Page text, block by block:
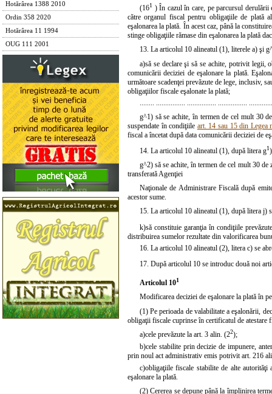
Hotărârea 1388 2010
Ordin 358 2020
Hotărârea 11 1994
OUG 111 2001
(161 ) În cazul în care, pe parcursul
către organul fiscal pentru obligaţiile de plată
eşalonarea la plată. În acest caz, până la
stinge obligaţiile rămase din eşalonarea la plată
13. La articolul 10 alineatul (1), literele a) şi
a)să se declare şi să se achite, potrivit legii,
comunicării deciziei de eşalonare la plată.
următoare scadenţei prevăzute de lege, inclusiv,
obligaţiilor fiscale eşalonate la plată;
g^1) să se achite, în termen de cel mult 30
suspendate în condiţiile art. 14 sau 15 din Legea
fiscal a încetat după data comunicării deciziei de
14. La articolul 10 alineatul (1), după litera g1
g^2) să se achite, în termen de cel mult 30
transferată Agenţiei
Naţionale de Administrare Fiscală după
acestor sume.
15. La articolul 10 alineatul (1), după litera j)
k)să constituie garanţia în condiţiile
distribuirea sumelor rezultate din valorificarea
16. La articolul 10 alineatul (2), litera c) se
17. După articolul 10 se introduc două noi
Articolul 101
Modificarea deciziei de eşalonare la plată în
(1) Pe perioada de valabilitate a eşalonării,
obligaţii fiscale cuprinse în certificatul de atestare
a)cele prevăzute la art. 3 alin. (22);
b)cele stabilite prin decizie de impunere,
prin noul act administrativ emis potrivit art. 216
c)obligaţiile fiscale stabilite de alte autorităţi
eşalonare la plată.
(2) Cererea se depune până la împlinirea